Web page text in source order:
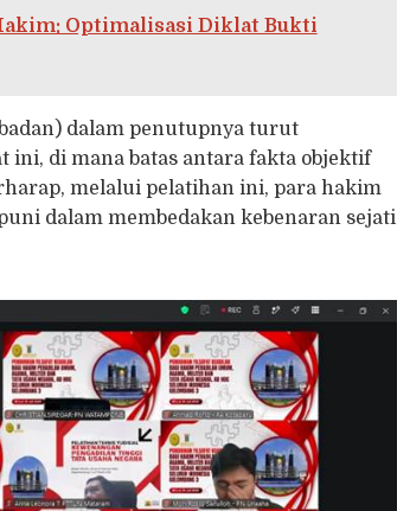
Optimalisasi Diklat Bukti
dalam penutupnya turut
ini, di mana batas antara fakta objektif
melalui pelatihan ini, para hakim
dalam membedakan kebenaran sejati